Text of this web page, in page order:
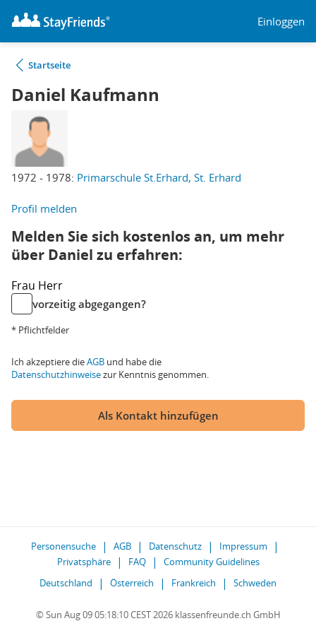
Einloggen
Startseite
Daniel Kaufmann
1972 - 1978: Primarschule St.Erhard, St. Erhard
Profil melden
Melden Sie sich kostenlos an, um mehr
über Daniel zu erfahren:
Frau Herr
vorzeitig abgegangen?
* Pflichtfelder
Ich akzeptiere dieAGB und habe die
Datenschutzhinweisezur Kenntnis genommen.
Als Kontakt hinzufügen
Personensuche AGB Datenschutz
Impressum
Privatsphäre
FAQ
Community Guidelines
Deutschland
Österreich Frankreich Schweden
© Sun Aug 09 05:18:10 CEST 2026 klassenfreunde.ch GmbH